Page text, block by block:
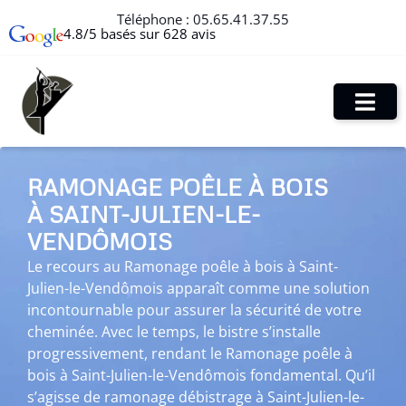
Téléphone : 05.65.41.37.55
4.8/5 basés sur 628 avis
RAMONAGE POÊLE À BOIS
À SAINT-JULIEN-LE-
VENDÔMOIS
Le recours au Ramonage poêle à bois à Saint-
Julien-le-Vendômois apparaît comme une solution
incontournable pour assurer la sécurité de votre
cheminée. Avec le temps, le bistre s’installe
progressivement, rendant le Ramonage poêle à
bois à Saint-Julien-le-Vendômois fondamental. Qu’il
s’agisse de ramonage débistrage à Saint-Julien-le-